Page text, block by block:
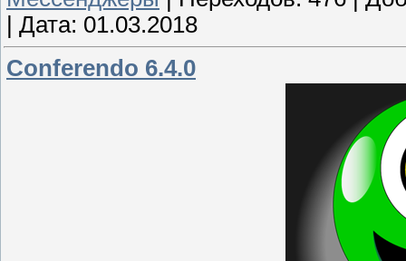
Дата: 01.03.2018
Conferendo 6.4.0